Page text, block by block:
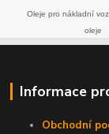
Oleje pro nákladní
oleje
Informace
Obchodní